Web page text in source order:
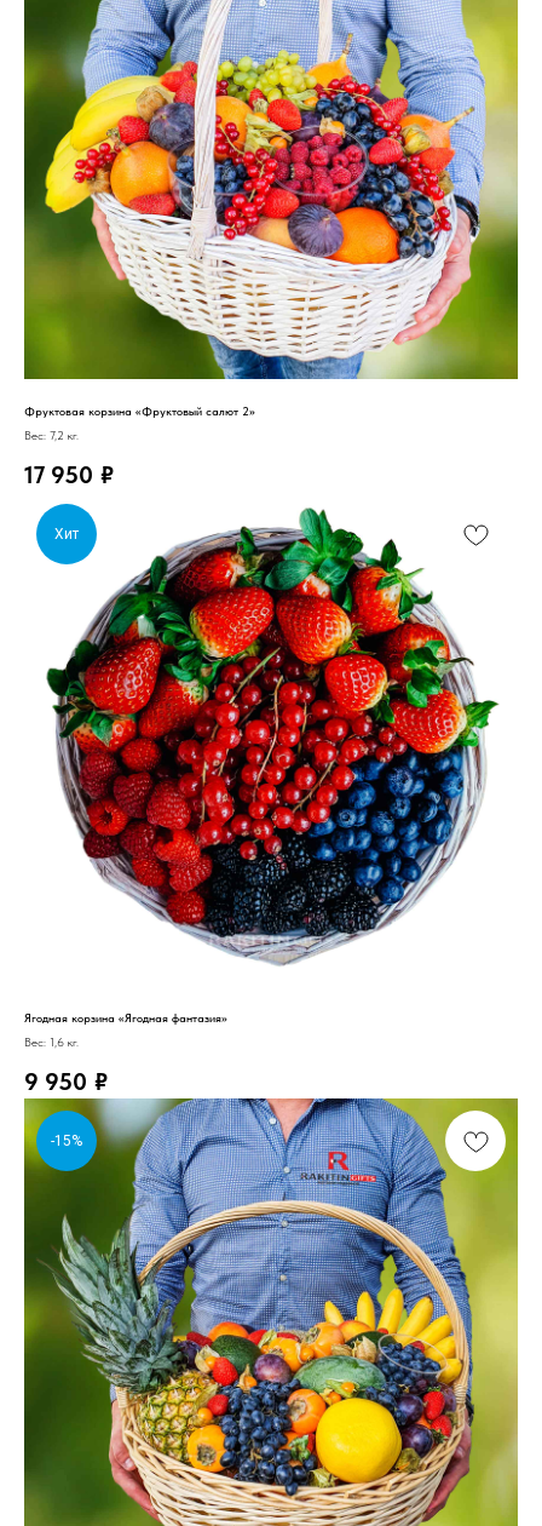
Фруктовая корзина «Фруктовый салют 2»
Вес: 7,2 кг.
17 950 ₽
Хит
Ягодная корзина «Ягодная фантазия»
Вес: 1,6 кг.
9 950 ₽
-15%